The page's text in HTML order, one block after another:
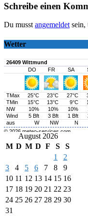
Schreibe einen
Du musst angemeldet sein,
Wetter
August 2026
M D M D F S
S
1
2
3
4 5 6 7 8
9
10 11 12 13 14 15 16
17 18 19 20 21 22 23
24 25 26 27 28 29 30
31